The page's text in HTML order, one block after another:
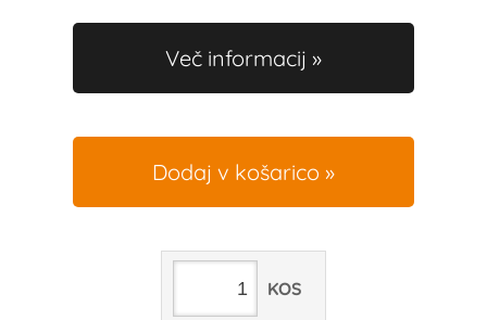
Več informacij
Dodaj v košarico
KOS